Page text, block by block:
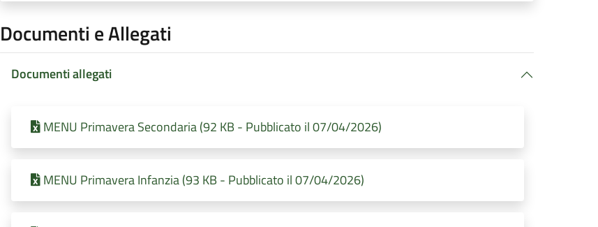
Documenti e Allegati
Documenti allegati
MENU Primavera Secondaria (92 KB - Pubblicato il 07/04/2026)
MENU Primavera Infanzia (93 KB - Pubblicato il 07/04/2026)